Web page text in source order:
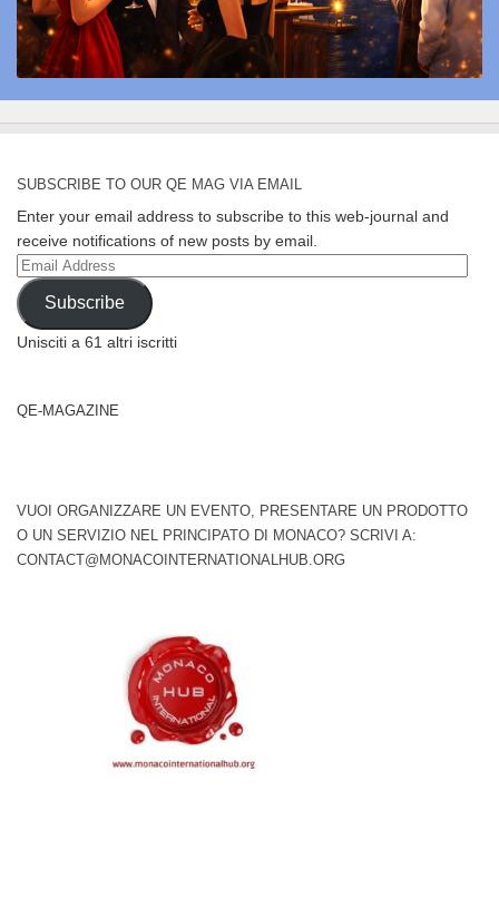
SUBSCRIBE TO OUR QE MAG VIA EMAIL
Enter your email address to subscribe to this web-journal and
receive notifications of new posts by email.
Email
Address
Subscribe
Unisciti a 61 altri iscritti
QE-MAGAZINE
VUOI ORGANIZZARE UN EVENTO, PRESENTARE UN PRODOTTO
O UN SERVIZIO NEL PRINCIPATO DI MONACO? SCRIVI A:
CONTACT@MONACOINTERNATIONALHUB.ORG